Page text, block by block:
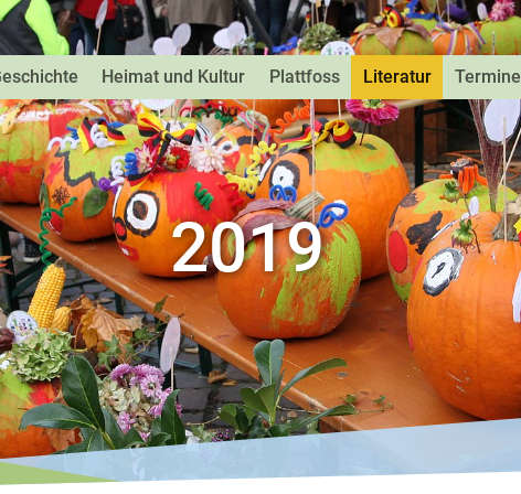
Heimat und Kultur Plattfoss Literatur Termine
2019